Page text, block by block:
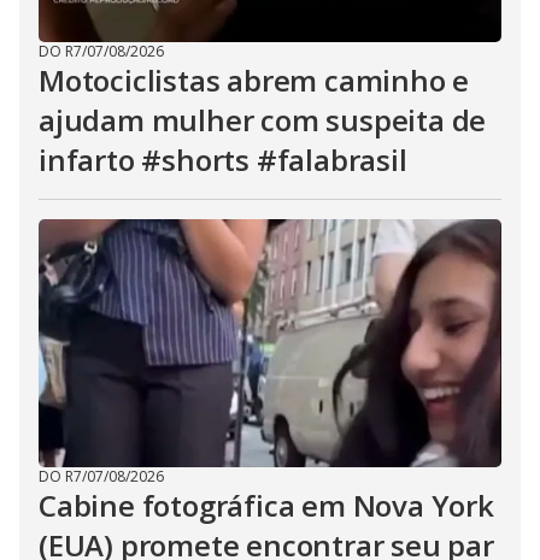
DO R7/07/08/2026
Motociclistas abrem caminho e
ajudam mulher com suspeita de
infarto #shorts #falabrasil
DO R7/07/08/2026
Cabine fotográfica em Nova York
(EUA) promete encontrar seu par